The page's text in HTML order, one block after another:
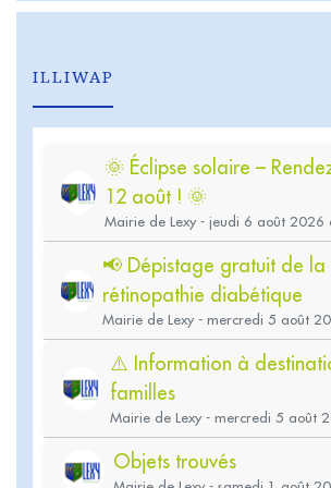
ILLIWAP